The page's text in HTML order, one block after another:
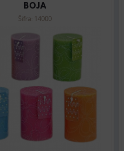
BOJA
Šifra: 14000